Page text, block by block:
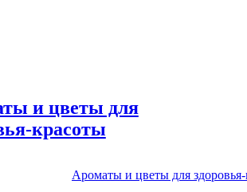
и цветы для
красоты
Ароматы и цветы для